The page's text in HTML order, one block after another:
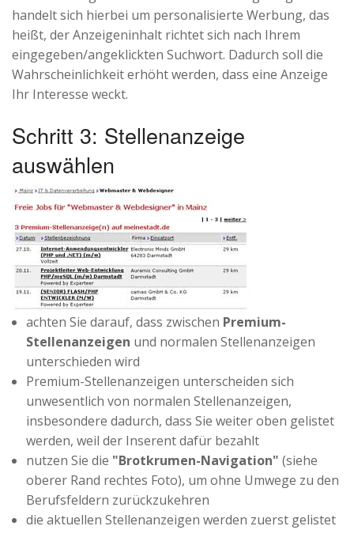
handelt sich hierbei um personalisierte Werbung, das
heißt, der Anzeigeninhalt richtet sich nach Ihrem
eingegeben/angeklickten Suchwort. Dadurch soll die
Wahrscheinlichkeit erhöht werden, dass eine Anzeige
Ihr Interesse weckt.
Schritt 3: Stellenanzeige
auswählen
achten Sie darauf, dass zwischen Premium-
Stellenanzeigen und normalen Stellenanzeigen
unterschieden wird
Premium-Stellenanzeigen unterscheiden sich
unwesentlich von normalen Stellenanzeigen,
insbesondere dadurch, dass Sie weiter oben gelistet
werden, weil der Inserent dafür bezahlt
nutzen Sie die "Brotkrumen-Navigation" (siehe
oberer Rand rechtes Foto), um ohne Umwege zu den
Berufsfeldern zurückzukehren
die aktuellen Stellenanzeigen werden zuerst gelistet